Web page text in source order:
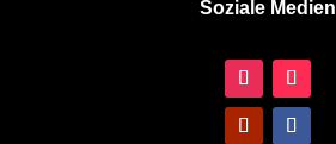
Soziale Medien